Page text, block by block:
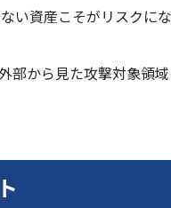
い資産こそがリスクに
から見た攻撃対象領